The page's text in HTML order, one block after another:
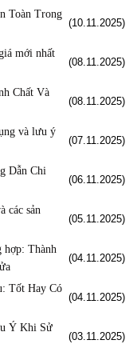
Toàn Trong
(10.11.2025)
mới nhất
(08.11.2025)
Chất Và
(08.11.2025)
và lưu ý
(07.11.2025)
Dẫn Chi
(06.11.2025)
các sản
(05.11.2025)
hợp: Thành
(04.11.2025)
Tốt Hay Có
(04.11.2025)
Ý Khi Sử
(03.11.2025)